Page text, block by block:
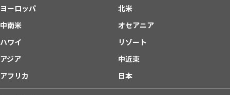
ヨーロッパ
北米
中南米
オセアニア
ハワイ
リゾート
アジア
中近東
アフリカ
日本